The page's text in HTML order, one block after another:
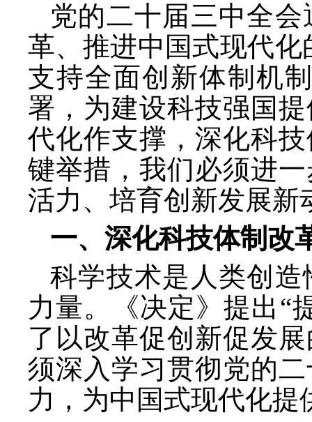
党的二十届三中全
革、推进中国式现代
支持全面创新体制机
署，为建设科技强国
代化作支撑，深化科
键举措，我们必须进
活力、培育创新发展新
一、深化科技体制改
科学技术是人类创
力量。《决定》提出 “
了以改革促创新促发
须深入学习贯彻党的
力，为中国式现代化